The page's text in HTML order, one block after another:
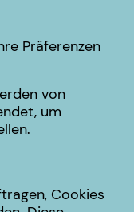
Präferenzen
von
um
Cookies